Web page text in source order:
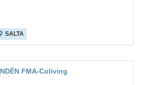
SALTA
FMA-Coliving